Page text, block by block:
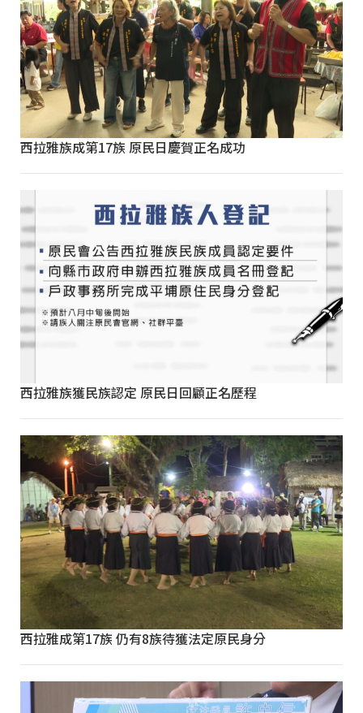
西拉雅族成第17族 原民日慶賀正名成功
西拉雅族獲民族認定 原民日回顧正名歷程
西拉雅成第17族 仍有8族待獲法定原民身分